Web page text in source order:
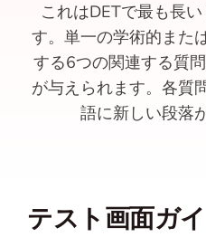
これはDETで最も長
す。単一の学術的また
する6つの関連する質
が与えられます。各質
語に新しい段落
テスト画面ガ